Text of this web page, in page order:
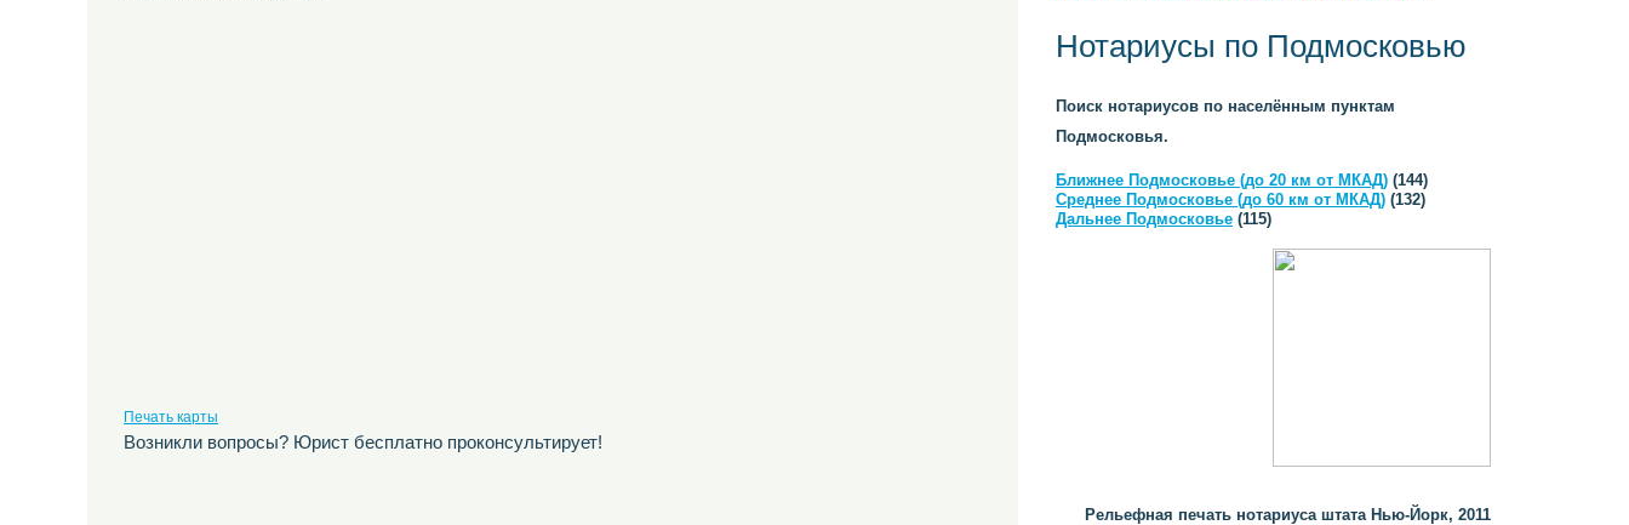
Печать карты
Возникли вопросы? Юрист бесплатно проконсультирует!
Нотариусы по Подмосковью
Поиск нотариусов по населённым пунктам
Подмосковья.
Ближнее Подмосковье (до 20 км от МКАД) (144)
Среднее Подмосковье (до 60 км от МКАД) (132)
Дальнее Подмосковье (115)
Рельефная печать нотариуса штата Нью-Йорк, 2011